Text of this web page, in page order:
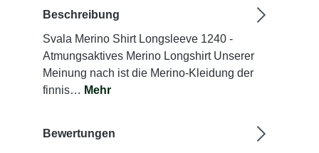
Beschreibung
Svala Merino Shirt Longsleeve 1240 -
Atmungsaktives Merino Longshirt Unserer
Meinung nach ist die Merino-Kleidung der
finnis… Mehr
Bewertungen